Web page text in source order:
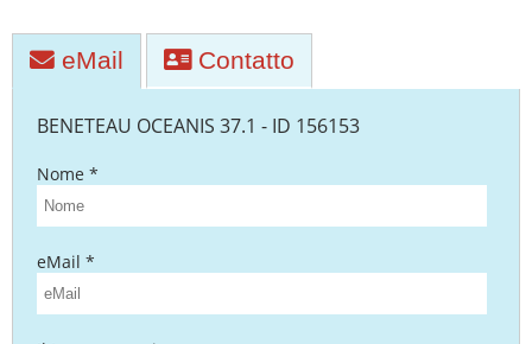
Cantieri
navali
eMail Contatto
BENETEAU OCEANIS 37.1 - ID 156153
Nome *
eMail *